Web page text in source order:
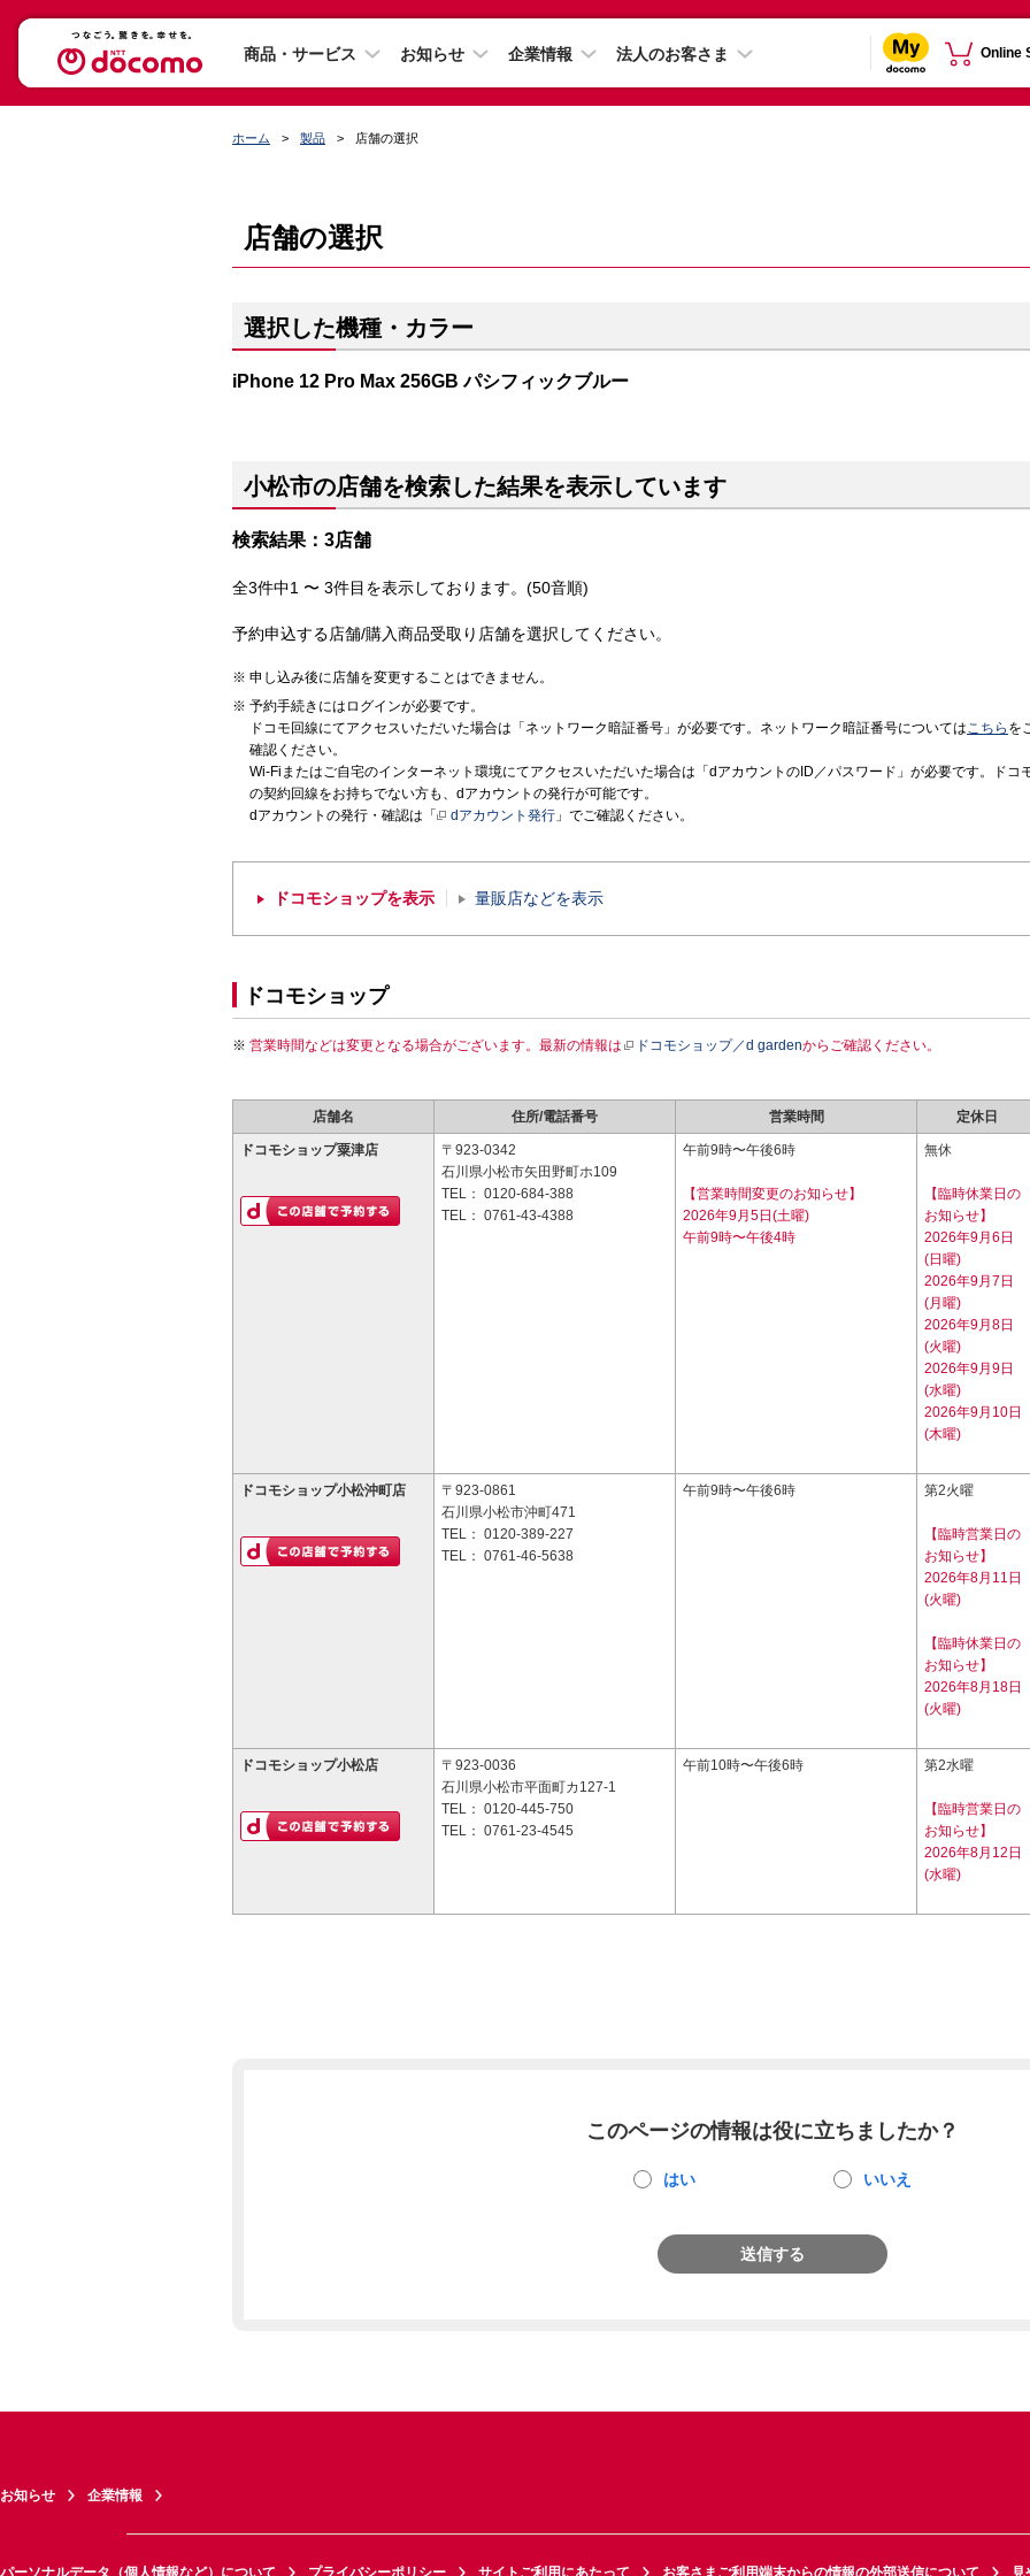
商品・サービス お知らせ 企業情報 法人のお客さま Online
ホーム 製品 店舗の選択
店舗の選択
選択した機種・カラー
iPhone 12 Pro Max 256GB パシフィックブルー
小松市の店舗を検索した結果を表示しています
検索結果：3店舗
全3件中1 〜 3件目を表示しております。(50音順)
予約申込する店舗/購入商品受取り店舗を選択してください。
申し込み後に店舗を変更することはできません。
予約手続きにはログインが必要です。
ドコモ回線にてアクセスいただいた場合は「ネットワーク暗証番号」が必要です。ネットワーク暗証番号についてはこちら を
確認ください。
Wi-Fiまたはご自宅のインターネット環境にてアクセスいただいた場合は「dアカウントのID／パスワード」が必要です。ドコ
の契約回線をお持ちでない方も、dアカウントの発行が可能です。
dアカウントの発行・確認は「
dアカウント発行 」でご確認ください。
ドコモショップを表示 量販店などを表示
ドコモショップ
営業時間などは変更となる場合がございます。最新の情報は ドコモショップ／d gardenからご確認ください。
店舗名 住所/電話番号 営業時間 定休日
ドコモショップ粟津店
〒923-0342
石川県小松市矢田野町ホ109
TEL： 0120-684-388
TEL： 0761-43-4388
午前9時〜午後6時
【営業時間変更のお知らせ】
2026年9月5日(土曜)
午前9時〜午後4時
無休
【臨時休業日の
お知らせ】
2026年9月6日
(日曜)
2026年9月7日
(月曜)
2026年9月8日
(火曜)
2026年9月9日
(水曜)
2026年9月10日
(木曜)
ドコモショップ小松沖町店
〒923-0861
石川県小松市沖町471
TEL： 0120-389-227
TEL： 0761-46-5638
午前9時〜午後6時 第2火曜
【臨時営業日の
お知らせ】
2026年8月11日
(火曜)
【臨時休業日の
お知らせ】
2026年8月18日
(火曜)
ドコモショップ小松店
〒923-0036
石川県小松市平面町カ127-1
TEL： 0120-445-750
TEL： 0761-23-4545
午前10時〜午後6時 第2水曜
【臨時営業日の
お知らせ】
2026年8月12日
(水曜)
このページの情報は役に立ちましたか？
はい いいえ
送信する
お知らせ 企業情報
パーソナルデータ（個人情報など）について プライバシーポリシー サイトご利用にあたって お客さまご利用端末からの情報の外部送信について 見